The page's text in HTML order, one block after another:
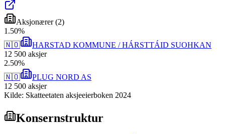
Aksjonærer(2)
1 .50%
🇳🇴
HARSTAD KOMMUNE / HÁRSTTÁID SUOHKAN
12 500 aksjer
2.50%
🇳🇴
PLUG NORD AS
12 500 aksjer
Kilde: Skatteetaten aksjeeierboken 2024
Konsernstruktur